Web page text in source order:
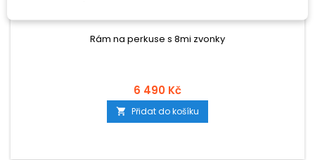
Rám na perkuse s 8mi zvonky
6 490 Kč
 Přidat do košíku